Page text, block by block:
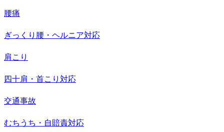
腰痛
ぎっくり腰・ヘルニア対応
肩こり
四十肩・首こり対応
交通事故
むちうち・自賠責対応